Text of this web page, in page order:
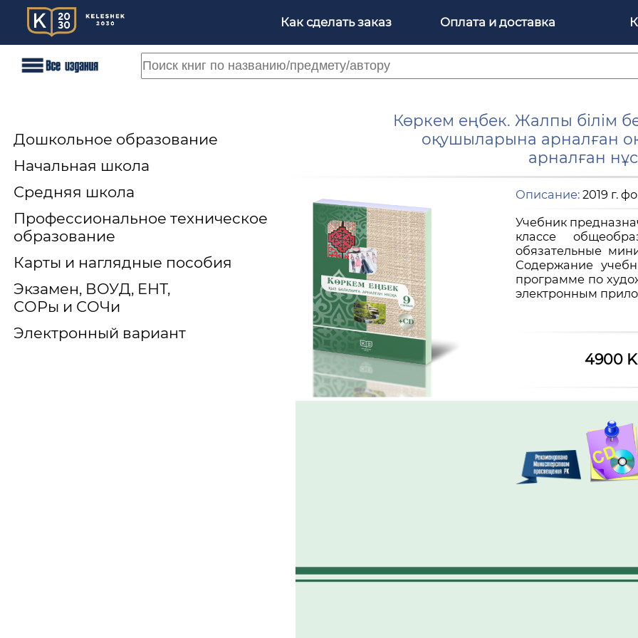
Как сделать заказ Оплата и доставка
Дошкольное образование
Начальная школа
Средняя школа
Профессиональное техническое
образование
Карты и наглядные пособия
Экзамен, ВОУД, ЕНТ,
СОРы и СОЧи
Электронный вариант
Көркем еңбек. Жалпы білім
оқушыларына арналған
арналған
Описание: 2019 г.
Учебник
классе
обязательные
Содержание
программе по
электронным
4900